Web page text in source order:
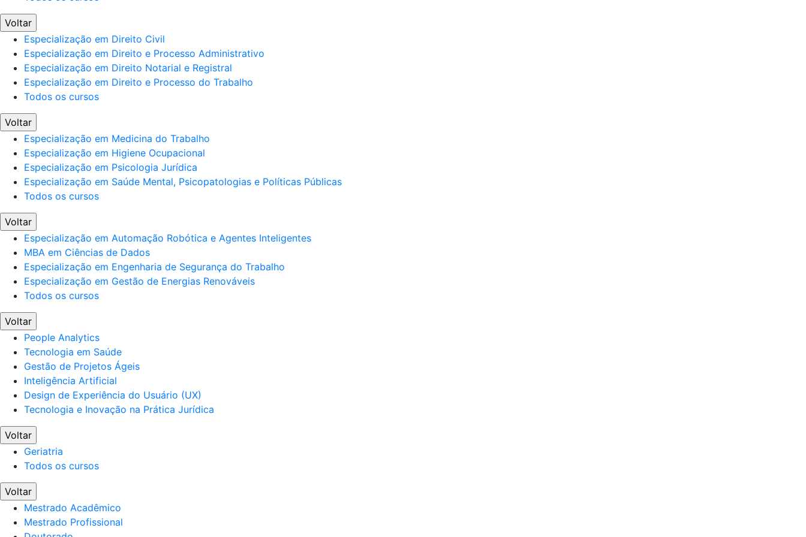
Voltar
Especialização em Direito Civil
Especialização em Direito e Processo Administrativo
Especialização em Direito Notarial e Registral
Especialização em Direito e Processo do Trabalho
Todos os cursos
Voltar
Especialização em Medicina do Trabalho
Especialização em Higiene Ocupacional
Especialização em Psicologia Jurídica
Especialização em Saúde Mental, Psicopatologias e Políticas Públicas
Todos os cursos
Voltar
Especialização em Automação Robótica e Agentes Inteligentes
MBA em Ciências de Dados
Especialização em Engenharia de Segurança do Trabalho
Especialização em Gestão de Energias Renováveis
Todos os cursos
Voltar
People Analytics
Tecnologia em Saúde
Gestão de Projetos Ágeis
Inteligência Artificial
Design de Experiência do Usuário (UX)
Tecnologia e Inovação na Prática Jurídica
Voltar
Geriatria
Todos os cursos
Voltar
Mestrado Acadêmico
Mestrado Profissional